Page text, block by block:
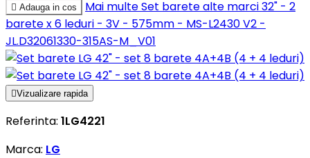
 Adauga in cos Mai multeSet barete alte marci 32" - 2
barete x 6 leduri - 3V - 575mm - MS-L2430 V2 -
JL.D32061330-315AS-M_V01
Vizualizare rapida
Referinta: 1LG4221
Marca: LG